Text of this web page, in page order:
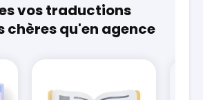
vos traductions
chères qu'en agence